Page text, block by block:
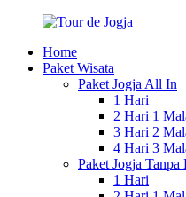
Loncat
konten
Tour
Paket
Home
Paket Wisata
Paket Jogja All In
1 Hari
2 Hari 1
3 Hari 2
4 Hari 3
Paket Jogja Tanpa
1 Hari